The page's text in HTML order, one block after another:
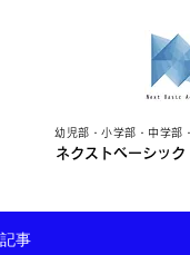
幼児部・小学部・中学部
ネクストベーシック
記事